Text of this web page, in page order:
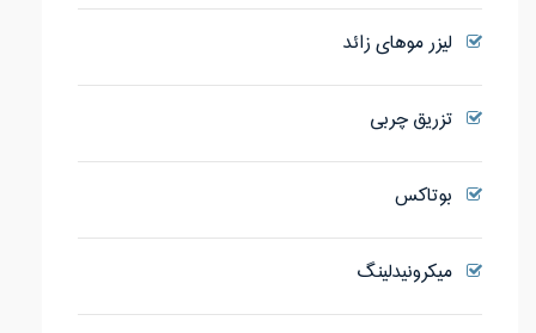
لیزر موهای زائد
تزریق چربی
بوتاکس
میکرونیدلینگ